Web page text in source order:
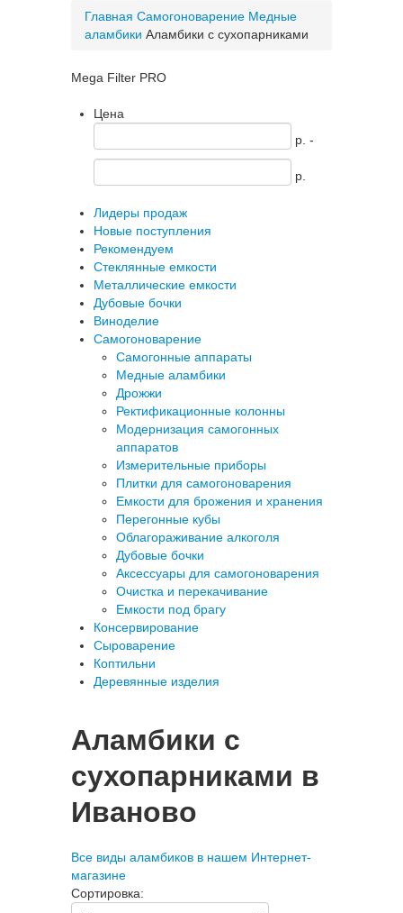
Главная Самогоноварение Медные
аламбики Аламбики с сухопарниками
Mega Filter PRO
Цена
p. -
p.
Лидеры продаж
Новые поступления
Рекомендуем
Стеклянные емкости
Металлические емкости
Дубовые бочки
Виноделие
Самогоноварение
Самогонные аппараты
Медные аламбики
Дрожжи
Ректификационные колонны
Модернизация самогонных
аппаратов
Измерительные приборы
Плитки для самогоноварения
Емкости для брожения и хранения
Перегонные кубы
Облагораживание алкоголя
Дубовые бочки
Аксессуары для самогоноварения
Очистка и перекачивание
Емкости под брагу
Консервирование
Сыроварение
Коптильни
Деревянные изделия
Аламбики с
сухопарниками в
Иваново
Все виды аламбиков в нашем Интернет-
магазине
Сортировка: